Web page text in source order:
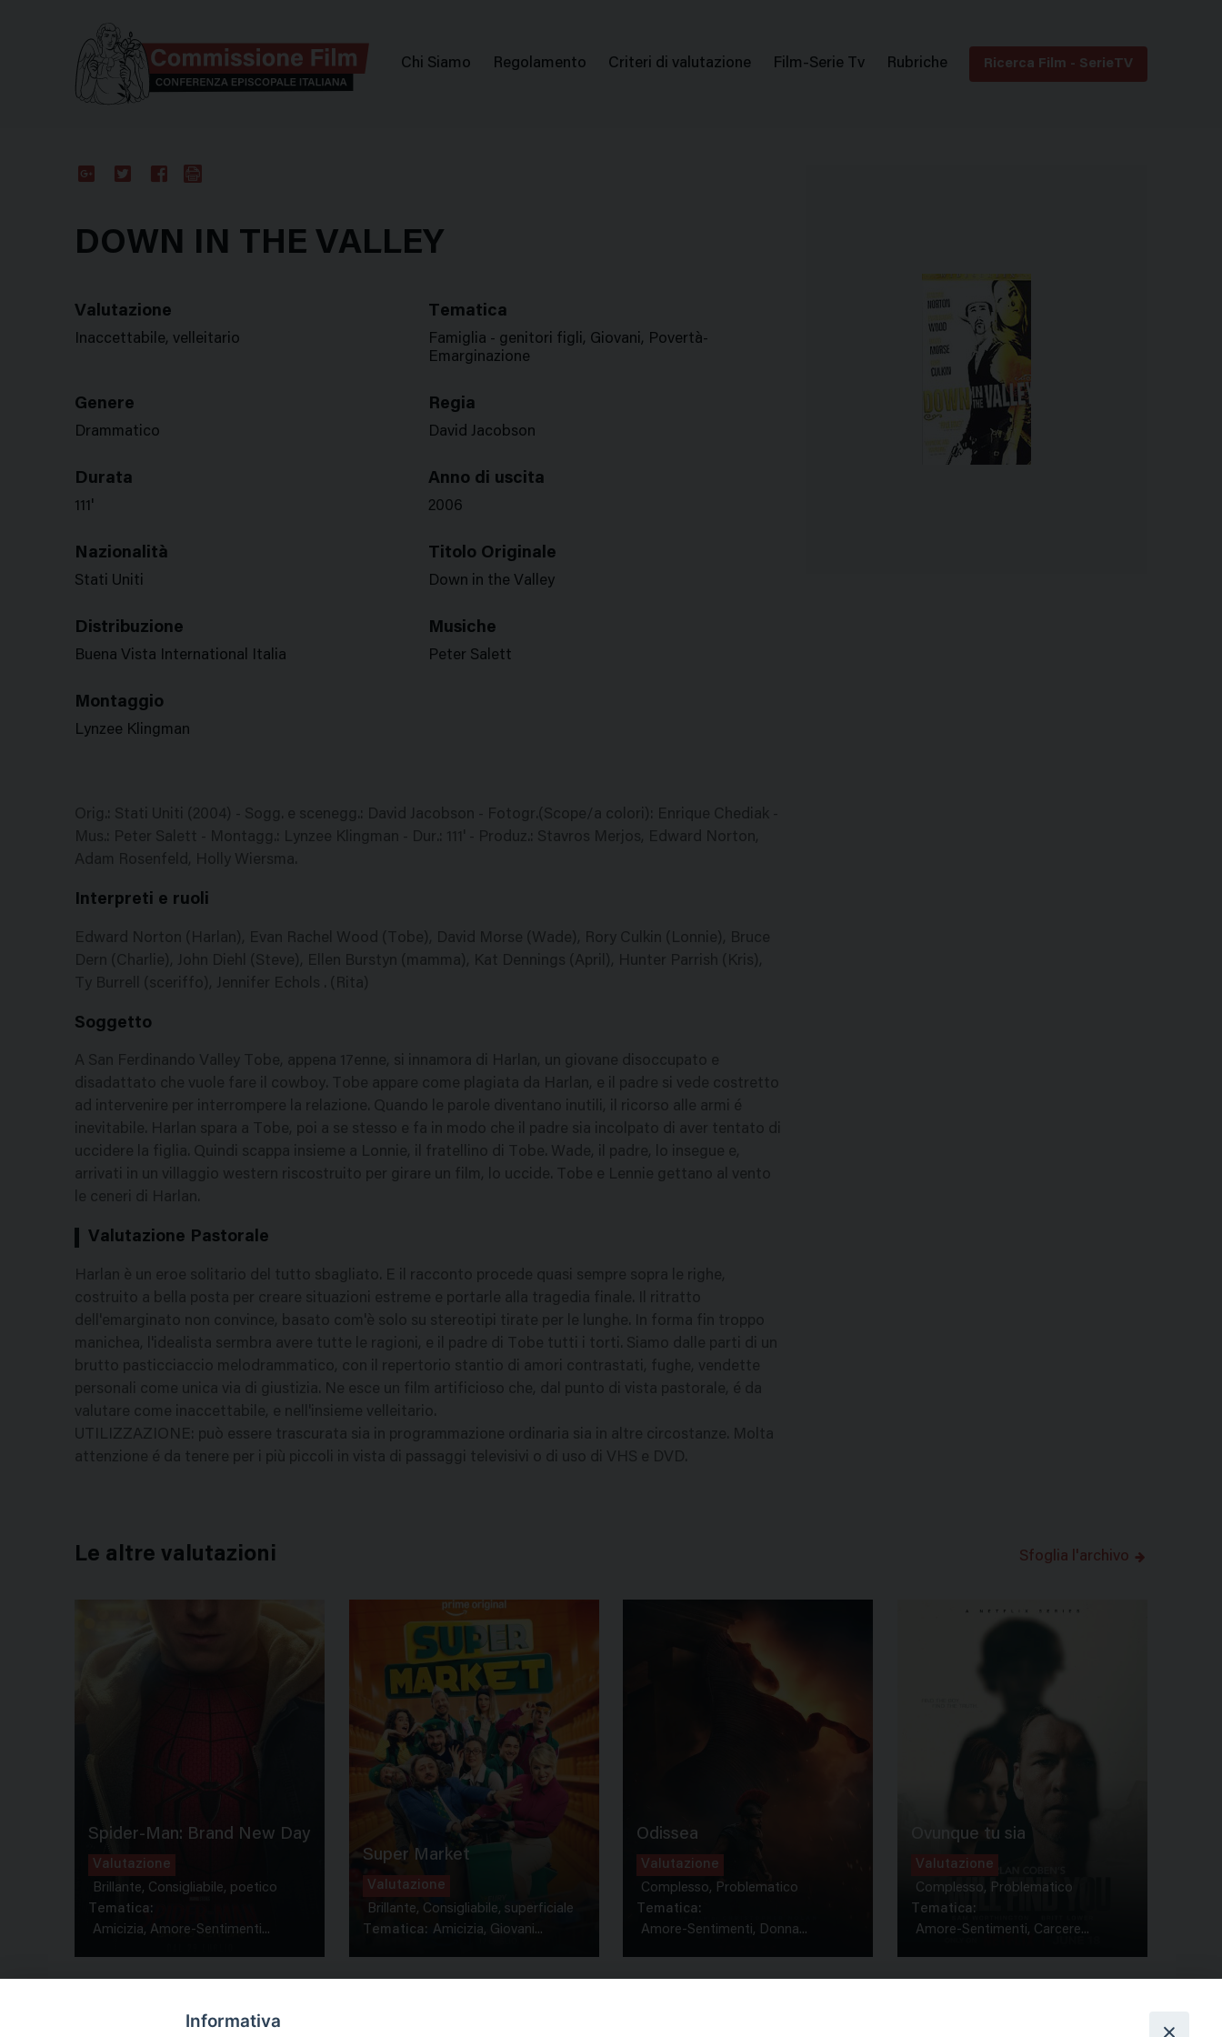
Menu
Chi Siamo Regolamento Criteri di valutazione Film-Serie Tv Rubriche Ricerca Film - SerieTV
DOWN IN THE VALLEY
Valutazione
Inaccettabile, velleitario
Tematica
Famiglia - genitori figli, Giovani, Povertà-
Emarginazione
Genere
Drammatico
Regia
David Jacobson
Durata
111'
Anno di uscita
2006
Nazionalità
Stati Uniti
Titolo Originale
Down in the Valley
Distribuzione
Buena Vista International Italia
Musiche
Peter Salett
Montaggio
Lynzee Klingman
Orig.: Stati Uniti (2004) - Sogg. e scenegg.: David Jacobson - Fotogr.(Scope/a colori): Enrique Chediak -
Mus.: Peter Salett - Montagg.: Lynzee Klingman - Dur.: 111' - Produz.: Stavros Merjos, Edward Norton,
Adam Rosenfeld, Holly Wiersma.
Interpreti e ruoli
Edward Norton (Harlan), Evan Rachel Wood (Tobe), David Morse (Wade), Rory Culkin (Lonnie), Bruce
Dern (Charlie), John Diehl (Steve), Ellen Burstyn (mamma), Kat Dennings (April), Hunter Parrish (Kris),
Ty Burrell (sceriffo), Jennifer Echols . (Rita)
Soggetto
A San Ferdinando Valley Tobe, appena 17enne, si innamora di Harlan, un giovane disoccupato e
disadattato che vuole fare il cowboy. Tobe appare come plagiata da Harlan, e il padre si vede costretto
ad intervenire per interrompere la relazione. Quando le parole diventano inutili, il ricorso alle armi é
inevitabile. Harlan spara a Tobe, poi a se stesso e fa in modo che il padre sia incolpato di aver tentato di
uccidere la figlia. Quindi scappa insieme a Lonnie, il fratellino di Tobe. Wade, il padre, lo insegue e,
arrivati in un villaggio western riscostruito per girare un film, lo uccide. Tobe e Lennie gettano al vento
le ceneri di Harlan.
Valutazione Pastorale
Harlan è un eroe solitario del tutto sbagliato. E il racconto procede quasi sempre sopra le righe,
costruito a bella posta per creare situazioni estreme e portarle alla tragedia finale. Il ritratto
dell'emarginato non convince, basato com'è solo su stereotipi tirate per le lunghe. In forma fin troppo
manichea, l'idealista sermbra avere tutte le ragioni, e il padre di Tobe tutti i torti. Siamo dalle parti di un
brutto pasticciaccio melodrammatico, con il repertorio stantio di amori contrastati, fughe, vendette
personali come unica via di giustizia. Ne esce un film artificioso che, dal punto di vista pastorale, é da
valutare come inaccettabile, e nell'insieme velleitario.
UTILIZZAZIONE: può essere trascurata sia in programmazione ordinaria sia in altre circostanze. Molta
attenzione é da tenere per i più piccoli in vista di passaggi televisivi o di uso di VHS e DVD.
Le altre valutazioni Sfoglia l'archivo
Spider-Man: Brand New Day
Valutazione
Brillante, Consigliabile, poetico
Tematica:
Amicizia, Amore-Sentimenti...
Super Market
Valutazione
Brillante, Consigliabile, superficiale
Tematica: Amicizia, Giovani...
Odissea
Valutazione
Complesso, Problematico
Tematica:
Amore-Sentimenti, Donna...
Ovunque tu sia
Valutazione
Complesso, Problematico
Tematica:
Amore-Sentimenti, Carcere...
Informativa